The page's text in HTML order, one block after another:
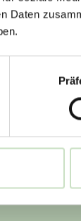
Daten